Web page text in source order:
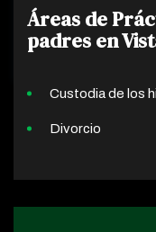
Áreas de
padres en
Custodia de los
Divorcio